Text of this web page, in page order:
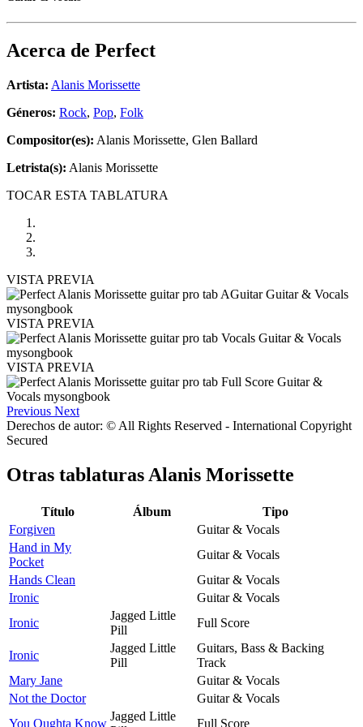
Acerca de Perfect
Artista: Alanis Morissette
Géneros: Rock, Pop, Folk
Compositor(es): Alanis Morissette, Glen Ballard
Letrista(s): Alanis Morissette
TOCAR ESTA TABLATURA
VISTA PREVIA
VISTA PREVIA
VISTA PREVIA
Previous Next
Derechos de autor: © All Rights Reserved - International Copyright
Secured
Otras tablaturas Alanis Morissette
Título Álbum
Tipo
Forgiven
Guitar & Vocals
Hand in My
Pocket
Guitar & Vocals
Hands Clean
Guitar & Vocals
Ironic
Guitar & Vocals
Ironic
Jagged Little
Pill
Full Score
Ironic
Jagged Little
Pill
Guitars, Bass & Backing
Track
Mary Jane
Guitar & Vocals
Not the Doctor
Guitar & Vocals
You Oughta Know
Jagged Little
Full Score